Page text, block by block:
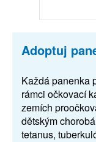
Adoptuj
Každá panenka
rámci očkovací
zemích
dětským
tetanus,